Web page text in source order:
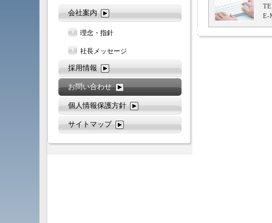
会社案内
理念・指針
社長メッセージ
採用情報
お問い合わせ
個人情報保護方針
サイトマップ